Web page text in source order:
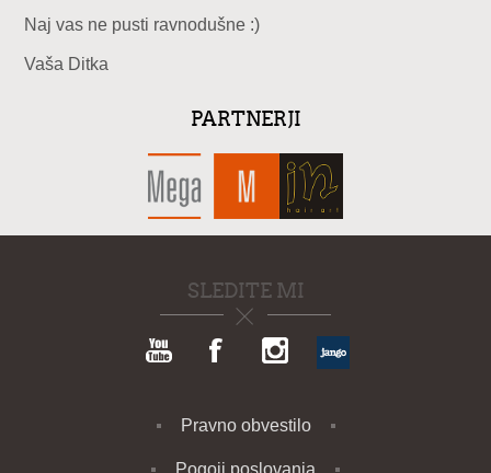
Naj vas ne pusti ravnodušne :)
Vaša Ditka
PARTNERJI
SLEDITE MI
Pravno obvestilo
Pogoji poslovanja